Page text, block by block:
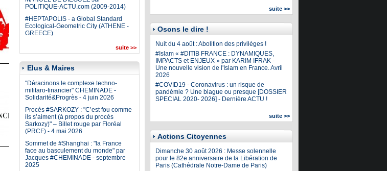
POLITIQUE-ACTU.com (2009-2014)
#HEPTAPOLIS - a Global Standard
Ecological-Geometric City (ATHENE -
GREECE)
suite >>
Elus & Maires
"Déracinons le complexe techno-
militaro-financier" CHEMINADE -
Solidarité&Progrès - 4 juin 2026
Procès #SARKOZY : "C’est fou comme
ils s’aiment (à propos du procès
Sarkozy)" – Billet rouge par Floréal
(PRCF) - 4 mai 2026
Sommet de #Shanghai : "la France
face au basculement du monde" par
Jacques #CHEMINADE - septembre
2025
suite >>
Osons le dire !
Nuit du 4 août : Abolition des privilèges !
#Islam « #DITIB FRANCE : DYNAMIQUES,
IMPACTS et ENJEUX » par KARIM IFRAK -
Une nouvelle vision de l'Islam en France. Avril
2026
#COVID19 - Coronavirus : un risque de
pandémie ? Une blague ou presque [DOSSIER
SPECIAL 2020- 2026] - Dernière ACTU !
suite >>
Actions Citoyennes
Dimanche 30 août 2026 : Messe solennelle
pour le 82e anniversaire de la Libération de
Paris (Cathédrale Notre-Dame de Paris)